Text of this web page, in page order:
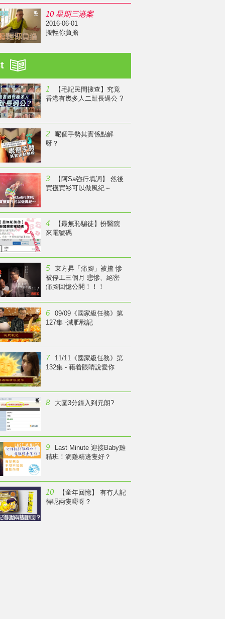
10 星期三港案
2016-06-01
搬輕你負擔
1
【毛記民間搜查】究竟
香港有幾多人二趾長過公 ?
2
呢個手勢其實係點解
呀？
3
【阿Sa強行填詞】 然後
買襪買衫可以做風紀～
4
【最無恥騙徒】扮醫院
來電號碼
5
東方昇「痛腳」被揸 慘
被停工三個月 悲慘、絕密
痛腳回憶公開！！！
6
09/09《國家級任務》第
127集 -減肥戰記
7
11/11《國家級任務》第
132集 - 藉着眼睛說愛你
8 大圍3分鐘入到元朗?
9
Last Minute 迎接Baby雞
精班！滴雞精邊隻好？
10
【童年回憶】 有冇人記
得呢兩隻嘢呀？